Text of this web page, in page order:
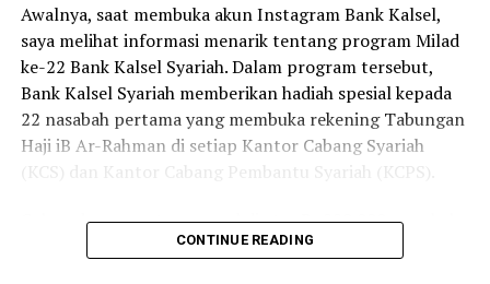
Awalnya, saat membuka akun Instagram Bank Kalsel,
saya melihat informasi menarik tentang program Milad
ke-22 Bank Kalsel Syariah. Dalam program tersebut,
Bank Kalsel Syariah memberikan hadiah spesial kepada
22 nasabah pertama yang membuka rekening Tabungan
Haji iB Ar-Rahman di setiap Kantor Cabang Syariah
(KCS) dan Kantor Cabang Pembantu Syariah (KCPS).
Cukup dengan setoran awal di atas Rp220.000, nasabah
berkesempatan memperoleh voucher belanja senilai
CONTINUE READING